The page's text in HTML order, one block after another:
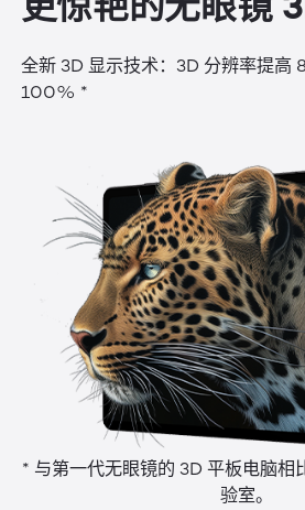
全新 3D 显示技术：3D 分辨率提高
100% *
* 与第一代无眼镜的 3D 平板电脑相
验室。